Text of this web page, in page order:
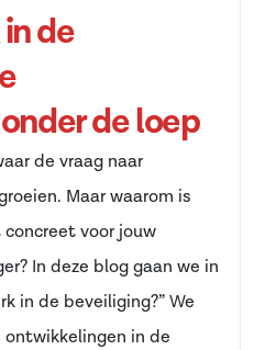
de
de loep
de vraag naar
Maar waarom is
voor jouw
In deze blog gaan we in
in de beveiliging?” We
in de